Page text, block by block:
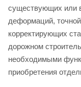
существующих или
деформаций,
корректирующих
дорожном
необходимыми
приобретения